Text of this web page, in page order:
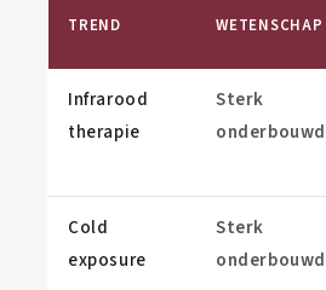
TREND WETENSCHAP
Infrarood
therapie
Sterk
onderbouwd
Cold
exposure
Sterk
onderbouwd